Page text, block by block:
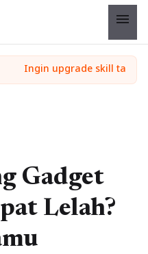
menu
Gadget
Lelah?